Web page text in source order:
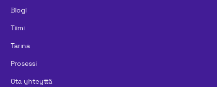
Blogi
Tiimi
Tarina
Prosessi
Ota yhteyttä